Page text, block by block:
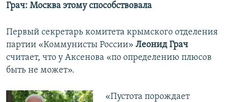
Грач: Москва этому способствовала
Первый секретарь комитета крымского отделения
партии «Коммунисты России» Леонид Грач
считает, что у Аксенова «по определению плюсов
быть не может».
«Пустота порождает